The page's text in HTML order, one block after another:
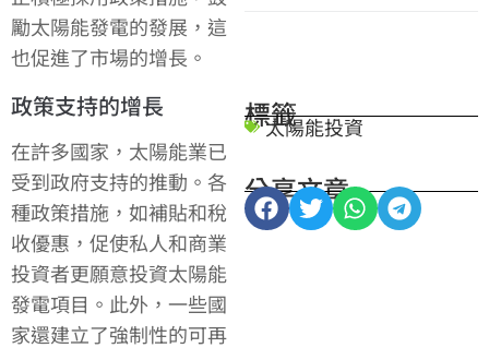
勵太陽能發電的發展，這
也促進了市場的增長。
政策支持的增長
在許多國家，太陽能業已
受到政府支持的推動。各
種政策措施，如補貼和稅
收優惠，促使私人和商業
投資者更願意投資太陽能
發電項目。此外，一些國
家還建立了強制性的可再
標籤
太陽能投資
分享文章